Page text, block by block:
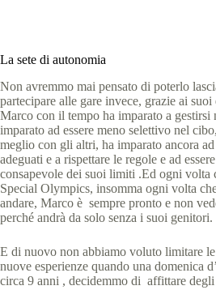
La sete di autonomia
Non avremmo mai pensato di poterlo
partecipare alle gare invece, grazie ai
Marco con il tempo ha imparato a gestirsi
imparato ad essere meno selettivo nel
meglio con gli altri, ha imparato ancora
adeguati e a rispettare le regole e ad
consapevole dei suoi limiti .Ed ogni volta
Special Olympics, insomma ogni volta
andare, Marco è sempre pronto e non
perché andrà da solo senza i suoi genitori.
E di nuovo non abbiamo voluto limitare
nuove esperienze quando una domenica
circa 9 anni , decidemmo di affittare degli